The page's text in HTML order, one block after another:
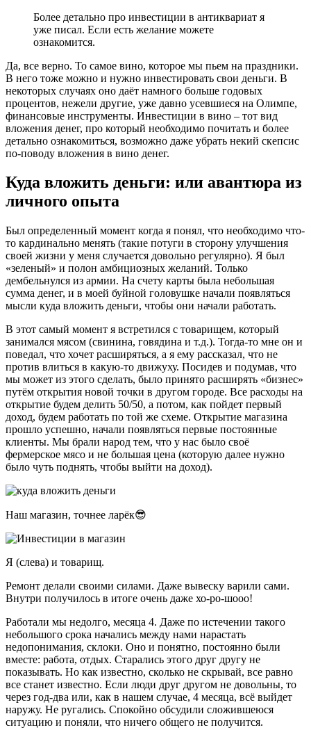
Более детально про инвестиции в антиквариат я
уже писал. Если есть желание можете
ознакомится.
Да, все верно. То самое вино, которое мы пьем на праздники.
В него тоже можно и нужно инвестировать свои деньги. В
некоторых случаях оно даёт намного больше годовых
процентов, нежели другие, уже давно усевшиеся на Олимпе,
финансовые инструменты. Инвестиции в вино – тот вид
вложения денег, про который необходимо почитать и более
детально ознакомиться, возможно даже убрать некий скепсис
по-поводу вложения в вино денег.
Куда вложить деньги: или авантюра из
личного опыта
Был определенный момент когда я понял, что необходимо что-
то кардинально менять (такие потуги в сторону улучшения
своей жизни у меня случается довольно регулярно). Я был
«зеленый» и полон амбициозных желаний. Только
дембельнулся из армии. На счету карты была небольшая
сумма денег, и в моей буйной головушке начали появляться
мысли куда вложить деньги, чтобы они начали работать.
В этот самый момент я встретился с товарищем, который
занимался мясом (свинина, говядина и т.д.). Тогда-то мне он и
поведал, что хочет расширяться, а я ему рассказал, что не
против влиться в какую-то движуху. Посидев и подумав, что
мы может из этого сделать, было принято расширять «бизнес»
путём открытия новой точки в другом городе. Все расходы на
открытие будем делить 50/50, а потом, как пойдет первый
доход, будем работать по той же схеме. Открытие магазина
прошло успешно, начали появляться первые постоянные
клиенты. Мы брали народ тем, что у нас было своё
фермерское мясо и не большая цена (которую далее нужно
было чуть поднять, чтобы выйти на доход).
Наш магазин, точнее ларёк😎
Я (слева) и товарищ.
Ремонт делали своими силами. Даже вывеску варили сами.
Внутри получилось в итоге очень даже хо-ро-шооо!
Работали мы недолго, месяца 4. Даже по истечении такого
небольшого срока начались между нами нарастать
недопонимания, склоки. Оно и понятно, постоянно были
вместе: работа, отдых. Старались этого друг другу не
показывать. Но как известно, сколько не скрывай, все равно
все станет известно. Если люди друг другом не довольны, то
через год-два или, как в нашем случае, 4 месяца, всё выйдет
наружу. Не ругались. Спокойно обсудили сложившеюся
ситуацию и поняли, что ничего общего не получится.